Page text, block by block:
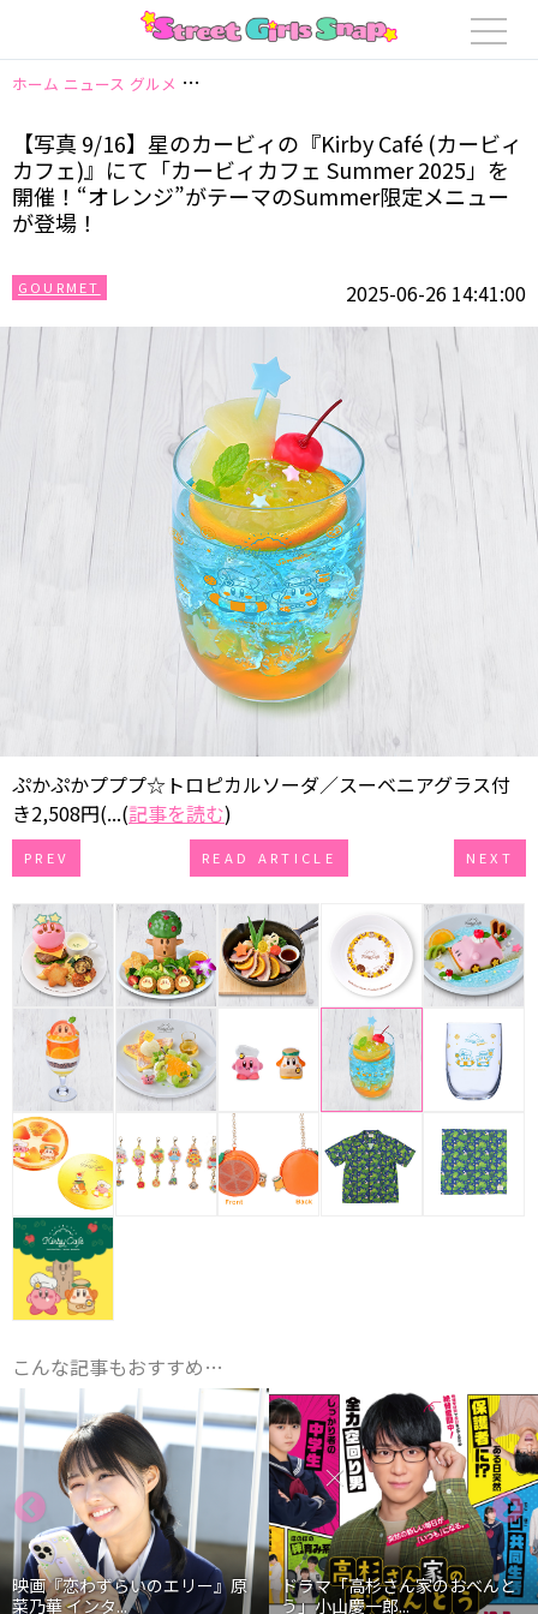
ホーム ニュース グルメ 【写真 9/16】星のカービィの『Kirby Café (カー
【写真 9/16】星のカービィの『Kirby Café (カービィ
カフェ)』にて「カービィカフェ Summer 2025」を
開催！“オレンジ”がテーマのSummer限定メニュー
が登場！
GOURMET 2025-06-26 14:41:00
ぷかぷかプププ☆トロピカルソーダ／スーベニアグラス付
き2,508円(...(記事を読む)
PREV READ ARTICLE NEXT
こんな記事もおすすめ…
映画『恋わずらいのエリー』原
菜乃華 インタ...
ドラマ「高杉さん家のおべんと
う」小山慶一郎...